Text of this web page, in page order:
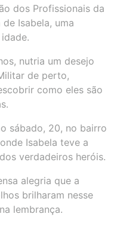
dos Profissionais da
Isabela, uma
nutria um desejo
de perto,
como eles são
sábado, 20, no bairro
Isabela teve a
verdadeiros heróis.
alegria que a
brilharam nesse
lembrança.